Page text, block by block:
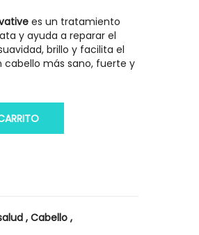
es un tratamiento
y ayuda a reparar el
brillo y facilita el
cabello más sano, fuerte y
, Cabello ,